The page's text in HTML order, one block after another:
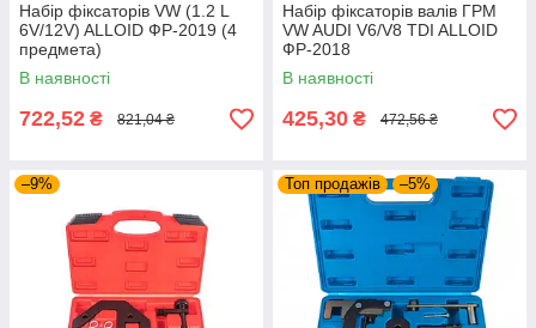
Набір фіксаторів VW (1.2 L
6V/12V) ALLOID ФР-2019 (4
предмета)
В наявності
722,52 ₴ 821,04 ₴
Набір фіксаторів валів ГРМ
VW AUDI V6/V8 TDI ALLOID
ФР-2018
В наявності
425,30 ₴ 472,56 ₴
–9% Топ продажів –5%